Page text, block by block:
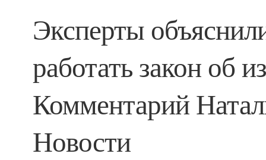
Эксперты
работать закон об
Комментарий
Новости